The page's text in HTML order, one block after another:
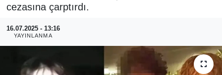
cezasına çarptırdı.
16.07.2025 - 13:16
YAYINLANMA
ASAYİŞ
RESMİ REKLAM
Haber Arşivi